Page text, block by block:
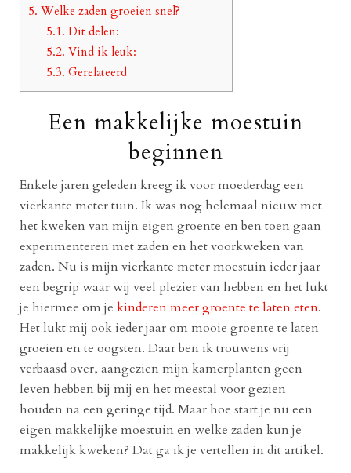
5. Welke zaden groeien snel?
5.1. Dit delen:
5.2. Vind ik leuk:
5.3. Gerelateerd
Een makkelijke moestuin
beginnen
Enkele jaren geleden kreeg ik voor moederdag een
vierkante meter tuin. Ik was nog helemaal nieuw met
het kweken van mijn eigen groente en ben toen gaan
experimenteren met zaden en het voorkweken van
zaden. Nu is mijn vierkante meter moestuin ieder jaar
een begrip waar wij veel plezier van hebben en het lukt
je hiermee om je kinderen meer groente te laten eten.
Het lukt mij ook ieder jaar om mooie groente te laten
groeien en te oogsten. Daar ben ik trouwens vrij
verbaasd over, aangezien mijn kamerplanten geen
leven hebben bij mij en het meestal voor gezien
houden na een geringe tijd. Maar hoe start je nu een
eigen makkelijke moestuin en welke zaden kun je
makkelijk kweken? Dat ga ik je vertellen in dit artikel.